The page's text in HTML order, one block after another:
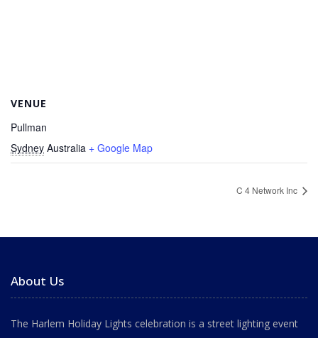
VENUE
Pullman
Sydney Australia + Google Map
C 4 Network Inc
About Us
The Harlem Holiday Lights celebration is a street lighting event